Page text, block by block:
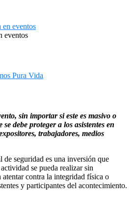
eventos
sin importar si este es masivo o
debe proteger a los asistentes en
trabajadores, medios
de seguridad es una inversión que
se pueda realizar sin
atentar contra la integridad física o
y participantes del acontecimiento.